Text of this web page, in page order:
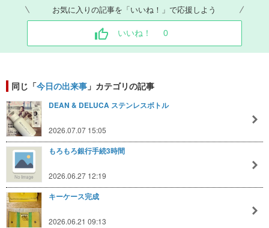
お気に入りの記事を「いいね！」で応援しよう
いいね！ 0
同じ「今日の出来事 」カテゴリの記事
DEAN & DELUCA ステンレスボトル
2026.07.07 15:05
もろもろ銀行手続3時間
2026.06.27 12:19
キーケース完成
2026.06.21 09:13